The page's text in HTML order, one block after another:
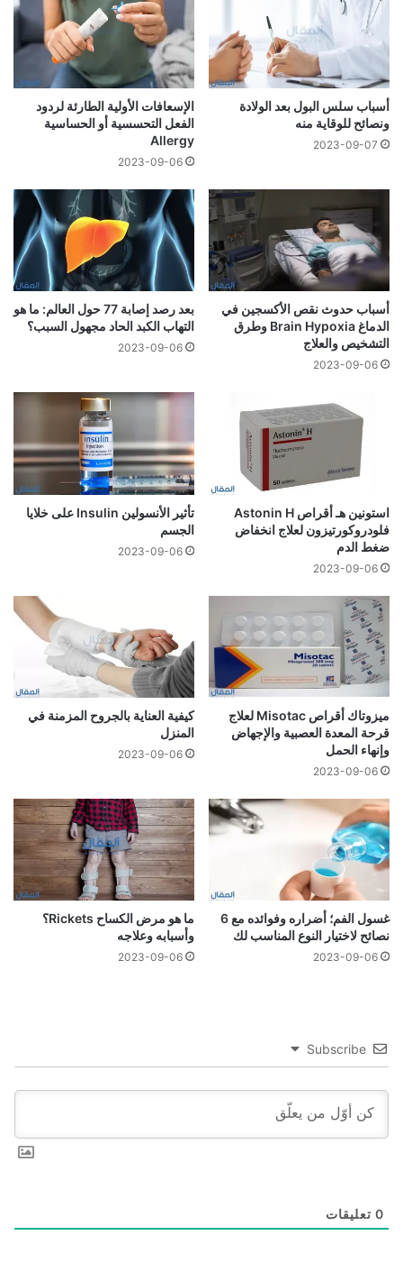
أسباب سلس البول بعد الولادة
ونصائح للوقاية منه
2023-09-07
الإسعافات الأولية الطارئة لردود
الفعل التحسسية أو الحساسية
Allergy
2023-09-06
أسباب حدوث نقص الأكسجين في
الدماغ Brain Hypoxia وطرق
التشخيص والعلاج
2023-09-06
بعد رصد إصابة 77 حول العالم: ما هو
التهاب الكبد الحاد مجهول السبب؟
2023-09-06
استونين هـ أقراص Astonin H
فلودروكورتيزون لعلاج انخفاض
ضغط الدم
2023-09-06
تأثير الأنسولين Insulin على خلايا
الجسم
2023-09-06
ميزوتاك أقراص Misotac لعلاج
قرحة المعدة العصبية والإجهاض
وإنهاء الحمل
2023-09-06
كيفية العناية بالجروح المزمنة في
المنزل
2023-09-06
غسول الفم؛ أضراره وفوائده مع 6
نصائح لاختيار النوع المناسب لك
2023-09-06
ما هو مرض الكساح Rickets؟
وأسبابه وعلاجه
2023-09-06
Subscribe
0 تعليقات